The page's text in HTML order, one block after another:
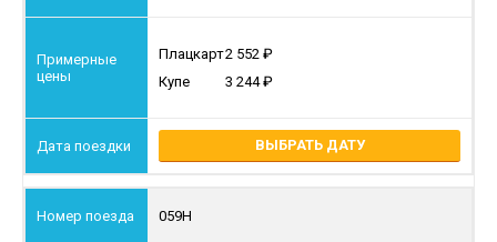
Плацкарт2 552
Купе
3 244
ВЫБРАТЬ ДАТУ
059Н